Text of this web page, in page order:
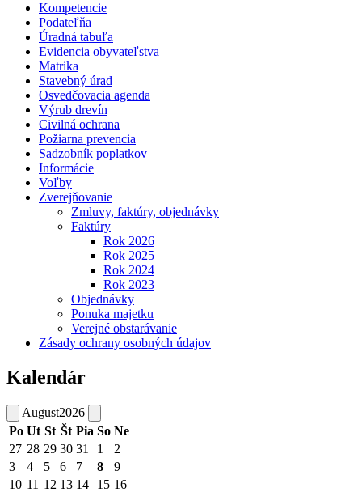
Kompetencie
Podateľňa
Úradná tabuľa
Evidencia obyvateľstva
Matrika
Stavebný úrad
Osvedčovacia agenda
Výrub drevín
Civilná ochrana
Požiarna prevencia
Sadzobník poplatkov
Informácie
Voľby
Zverejňovanie
Zmluvy, faktúry, objednávky
Faktúry
Rok 2026
Rok 2025
Rok 2024
Rok 2023
Objednávky
Ponuka majetku
Verejné obstarávanie
Zásady ochrany osobných údajov
Kalendár
August2026
Po Ut St Št Pia So Ne
27 28 29 30 31 1
2
3
4 5 6 7 8
9
10 11 12 13 14 15 16